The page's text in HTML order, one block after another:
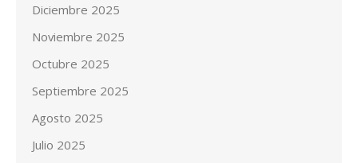
Diciembre 2025
Noviembre 2025
Octubre 2025
Septiembre 2025
Agosto 2025
Julio 2025